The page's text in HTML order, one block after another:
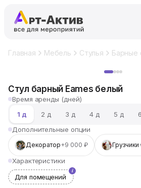
Главная Мебель Стулья Барные
Стул барный Eames белый
Время аренды (дней)
1 д
2 д 3 д 4 д 5 д
Дополнительные опции
Декоратор+9 000 ₽ Грузчики
Характеристики
Для помещений